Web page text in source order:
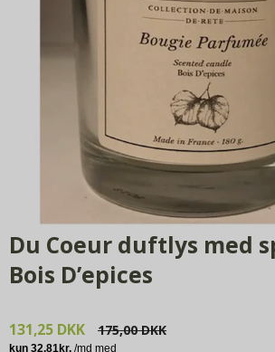
Du Coeur duftlys med
Bois D’epices
131,25 DKK 175,00 DKK